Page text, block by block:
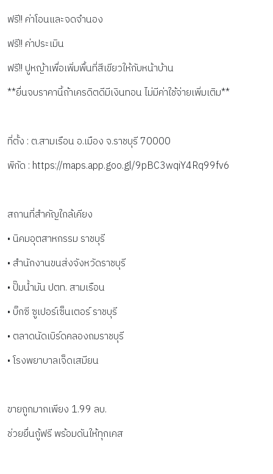
ฟรี!! ค่าโอนและจดจำนอง
ฟรี!! ค่าประเมิน
ฟรี!! ปูหญ้าเพื่อเพิ่มพื้นที่สีเขียวให้กับหน้าบ้าน
**ยื่นจบราคานี้ถ้าเครดิตดีมีเงินทอน ไม่มีค่าใช้จ่ายเพิ่มเติม**
ที่ตั้ง : ต.สามเรือน อ.เมือง จ.ราชบุรี 70000
พิกัด : https://maps.app.goo.gl/9pBC3wqiY4Rq99fv6
สถานที่สำคัญใกล้เคียง
• นิคมอุตสาหกรรม ราชบุรี
• สำนักงานขนส่งจังหวัดราชบุรี
• ปั๊มน้ำมัน ปตท. สามเรือน
• บิ๊กซี ซูเปอร์เซ็นเตอร์ ราชบุรี
• ตลาดนัดเบิร์ดคลองถมราชบุรี
• โรงพยาบาลเจ็ดเสมียน
ขายถูกมากเพียง 1.99 ลบ.
ช่วยยื่นกู้ฟรี พร้อมดันให้ทุกเคส